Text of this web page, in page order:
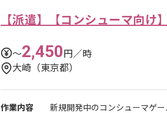
【派遣】【コンシューマ向け
〜2,450円／時
大崎（東京都）
作業内容 新規開発中のコンシューマゲ